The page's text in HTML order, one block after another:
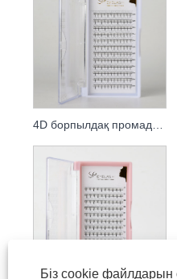
Біз cookie файлдарын